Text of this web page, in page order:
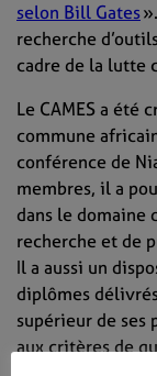
selon Bill Gates
recherche
cadre de la lutte
Le CAMES a été
commune
conférence de
membres, il a
dans le domaine
recherche et de
Il a aussi un
diplômes
supérieur de ses
aux critères de